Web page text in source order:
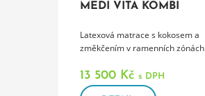
MEDI VITA KOMBI
Latexová matrace s kokosem a
změkčením v ramenních zónách
13 500 Kč s DPH